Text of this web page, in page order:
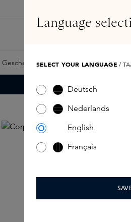
Samples
Language
SELECT YOUR LANGUAGE /
Deutsch
Nederlands
English
Français